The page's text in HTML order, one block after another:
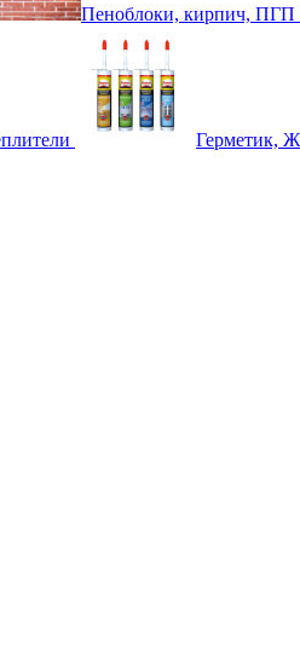
Пеноблоки, кирпич, ПГП
Герметик,